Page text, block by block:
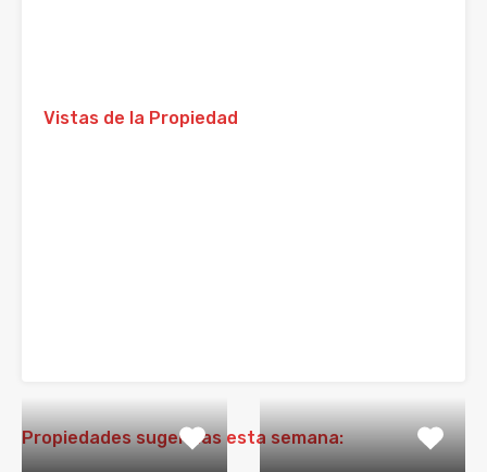
Vistas de la Propiedad
Propiedades sugeridas esta semana: